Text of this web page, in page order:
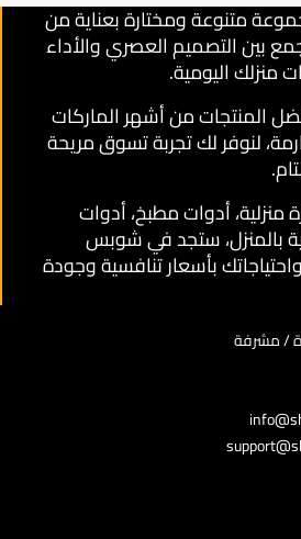
متنوعة ومختارة بعناية من
بين التصميم العصري والأداء
منزلك اليومية.
المنتجات من أشهر الماركات
لنوفر لك تجربة تسوق مريحة
أدوات مطبخ، أدوات
بالمنزل، ستجد في شوبس
بأسعار تنافسية وجودة
/ مشرفة